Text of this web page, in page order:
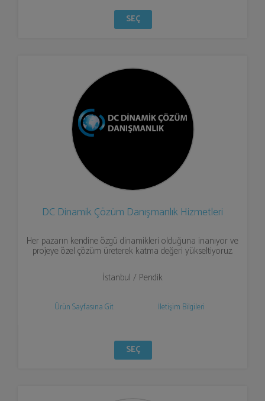
SEÇ
DC Dinamik Çözüm Danışmanlık Hizmetleri
Her pazarın kendine özgü dinamikleri olduğuna inanıyor ve
projeye özel çözüm üreterek katma değeri yükseltiyoruz.
İstanbul / Pendik
Ürün Sayfasına Git İletişim Bilgileri
SEÇ